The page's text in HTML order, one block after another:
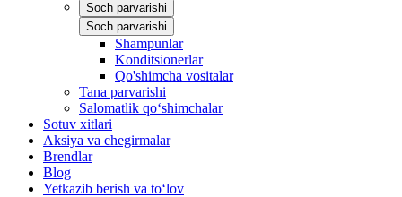
Soch parvarishi
Soch parvarishi
Shampunlar
Konditsionerlar
Qo'shimcha vositalar
Tana parvarishi
Salomatlik qo‘shimchalar
Sotuv xitlari
Aksiya va chegirmalar
Brendlar
Blog
Yetkazib berish va to‘lov